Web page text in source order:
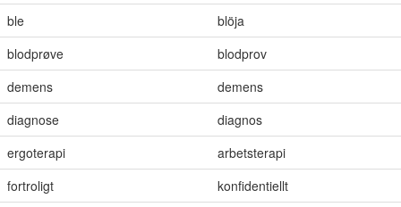
ble
blöja
blodprøve
blodprov
demens
demens
diagnose
diagnos
ergoterapi
arbetsterapi
fortroligt
konfidentiellt